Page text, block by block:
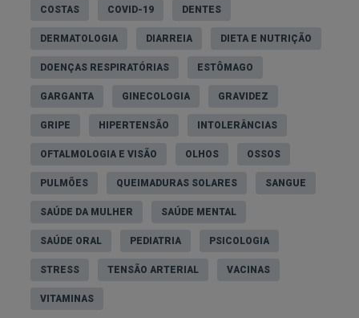
COSTAS COVID-19 DENTES
DERMATOLOGIA DIARREIA DIETA E NUTRIÇÃO
DOENÇAS RESPIRATÓRIAS ESTÔMAGO
GARGANTA GINECOLOGIA GRAVIDEZ
GRIPE HIPERTENSÃO INTOLERÂNCIAS
OFTALMOLOGIA E VISÃO OLHOS OSSOS
PULMÕES QUEIMADURAS SOLARES SANGUE
SAÚDE DA MULHER SAÚDE MENTAL
SAÚDE ORAL PEDIATRIA PSICOLOGIA
STRESS TENSÃO ARTERIAL VACINAS
VITAMINAS